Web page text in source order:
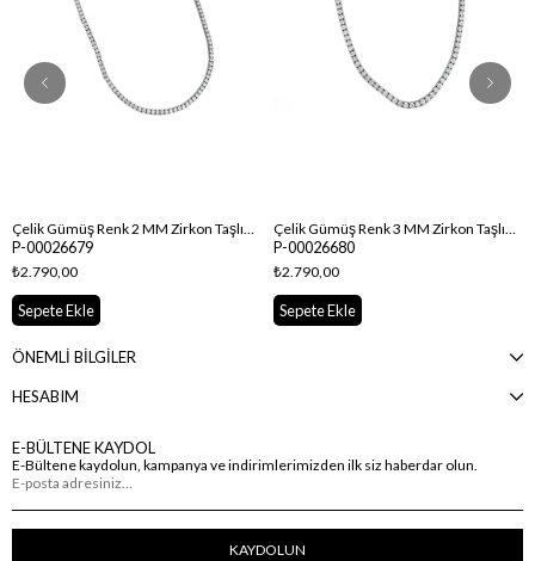
Çelik Gümüş Renk 2 MM Zirkon Taşlı Su Yolu Kolye ( 46 Cm )
P-00026679
₺2.790,00
Sepete Ekle
Çelik Gümüş Renk 3 MM Zirkon Taşlı Su Yolu Kolye ( 46 Cm )
P-00026680
₺2.790,00
Sepete Ekle
ÖNEMLİ BİLGİLER
HESABIM
E-BÜLTENE KAYDOL
E-Bültene kaydolun, kampanya ve indirimlerimizden ilk siz haberdar olun.
KAYDOLUN